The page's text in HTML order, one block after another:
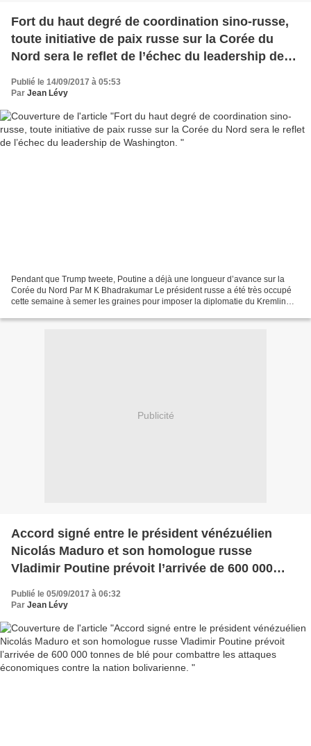
Fort du haut degré de coordination sino-russe,
toute initiative de paix russe sur la Corée du
Nord sera le reflet de l’échec du leadership de
Washington.
Publié le 14/09/2017 à 05:53
Par Jean Lévy
Pendant que Trump tweete, Poutine a déjà une longueur d’avance sur la
Corée du Nord Par M K Bhadrakumar Le président russe a été très occupé
cette semaine à semer les graines pour imposer la diplomatie du Kremlin
Publicité
Accord signé entre le président vénézuélien
Nicolás Maduro et son homologue russe
Vladimir Poutine prévoit l’arrivée de 600 000
économiques contre la nation bolivarienne.
Publié le 05/09/2017 à 06:32
Par Jean Lévy